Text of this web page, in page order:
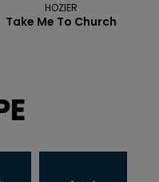
HOZIER
Take Me To Church